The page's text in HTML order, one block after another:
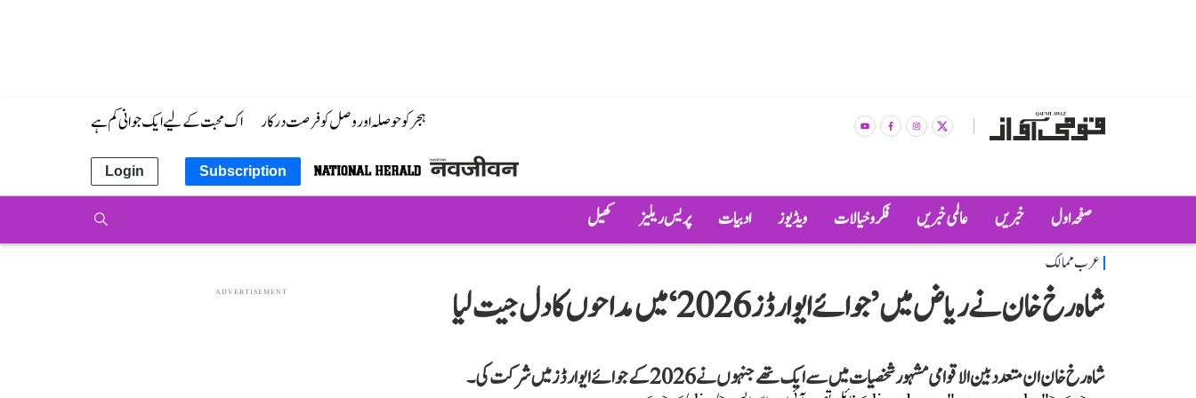
ہجر کو حوصلہ اور وصل کو فرصت درکار اک محبت کے لیے ایک جوانی کم ہے
Subscription
Login
صفحہ اول خبریں عالمی خبریں فکر و خیالات ویڈیوز ادبیات پریس ریلیز کھیل
عرب ممالک
شاہ رخ خان نے ریاض میں ’جوائے ایوارڈز 2026‘ میں مداحوں کا دل جیت لیا
شاہ رخ خان ان متعدد بین الاقوامی مشہور شخصیات میں سے ایک تھے جنہوں نے 2026 کے جوائے ایوارڈز میں شرکت کی۔
ADVERTISEMENT